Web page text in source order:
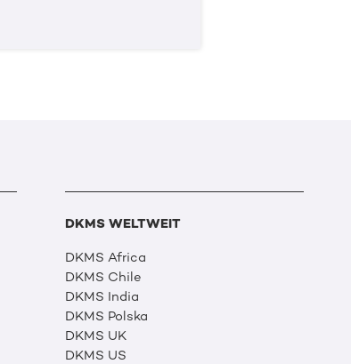
DKMS WELTWEIT
DKMS Africa
DKMS Chile
DKMS India
DKMS Polska
DKMS UK
DKMS US